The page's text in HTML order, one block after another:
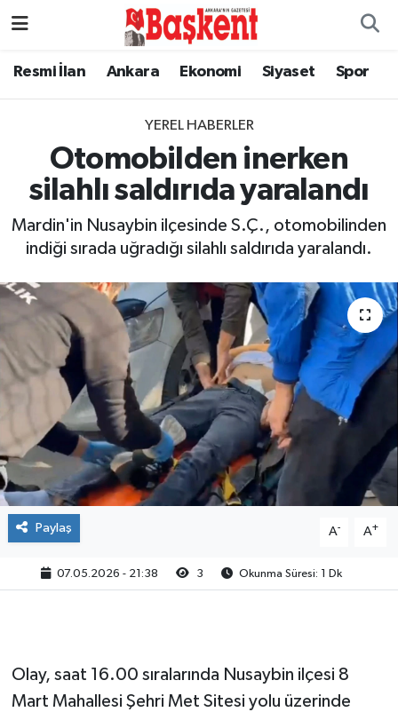
Resmi İlan Ankara Ekonomi Siyaset Spor
YEREL HABERLER
Otomobilden inerken
silahlı saldırıda yaralandı
Mardin'in Nusaybin ilçesinde S.Ç., otomobilinden
indiği sırada uğradığı silahlı saldırıda yaralandı.
Paylaş A- A+
07.05.2026 - 21:38 3 Okunma Süresi: 1 Dk
Olay, saat 16.00 sıralarında Nusaybin ilçesi 8
Mart Mahallesi Şehri Met Sitesi yolu üzerinde